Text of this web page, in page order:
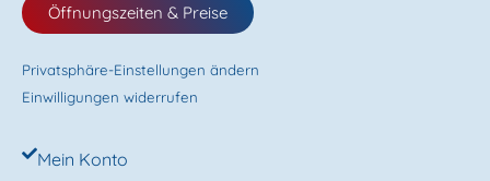
Öffnungszeiten & Preise
Privatsphäre-Einstellungen ändern
Einwilligungen widerrufen
Mein Konto